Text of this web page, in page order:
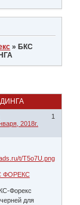
» БКС
1
2018г.
ФОРЕКС
Форекс
для